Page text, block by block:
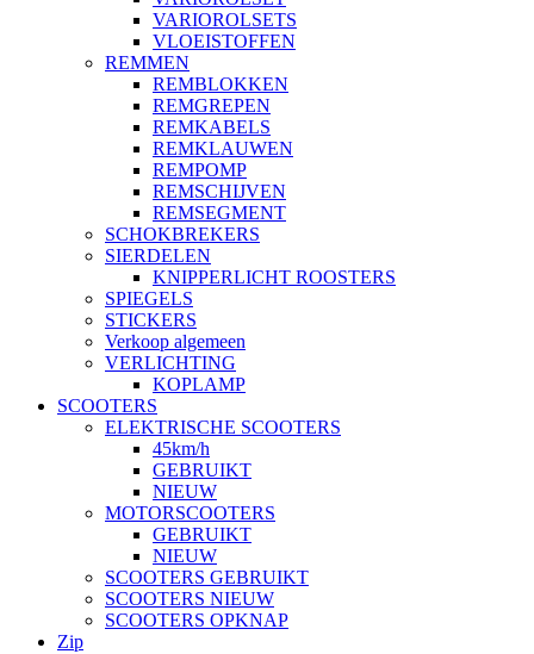
VARIOROLSETS
VLOEISTOFFEN
REMMEN
REMBLOKKEN
REMGREPEN
REMKABELS
REMKLAUWEN
REMPOMP
REMSCHIJVEN
REMSEGMENT
SCHOKBREKERS
SIERDELEN
KNIPPERLICHT ROOSTERS
SPIEGELS
STICKERS
Verkoop algemeen
VERLICHTING
KOPLAMP
SCOOTERS
ELEKTRISCHE SCOOTERS
45km/h
GEBRUIKT
NIEUW
MOTORSCOOTERS
GEBRUIKT
NIEUW
SCOOTERS GEBRUIKT
SCOOTERS NIEUW
SCOOTERS OPKNAP
Zip